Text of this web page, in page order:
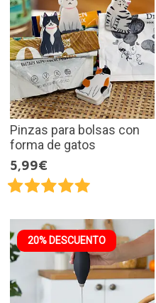
Pinzas para bolsas con
forma de gatos
5,99€
20% DESCUENTO